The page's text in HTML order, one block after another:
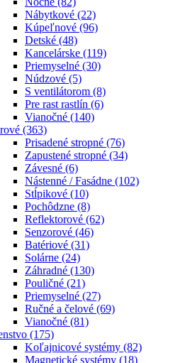
Nábytkové (22)
Kúpeľnové (96)
Detské (48)
Kancelárske (119)
Priemyselné (30)
Núdzové (5)
S ventilátorom (8)
Pre rast rastlín (6)
Vianočné (140)
(363)
Prisadené stropné (76)
Zapustené stropné (34)
Závesné (6)
Nástenné / Fasádne (102)
Stĺpikové (10)
Pochôdzne (8)
Reflektorové (62)
Senzorové (46)
Batériové (31)
Solárne (24)
Záhradné (130)
Pouličné (21)
Priemyselné (27)
Ručné a čelové (69)
Vianočné (81)
(175)
Koľajnicové systémy (82)
Magnetické systémy (18)